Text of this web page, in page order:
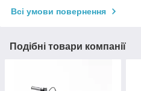
Всі умови повернення
Подібні товари компанії